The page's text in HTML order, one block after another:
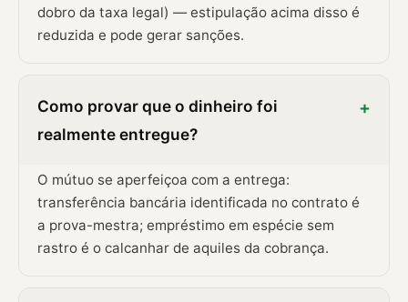
dobro da taxa legal) — estipulação acima disso é
reduzida e pode gerar sanções.
Como provar que o dinheiro foi
realmente entregue?
+
O mútuo se aperfeiçoa com a entrega:
transferência bancária identificada no contrato é
a prova-mestra; empréstimo em espécie sem
rastro é o calcanhar de aquiles da cobrança.